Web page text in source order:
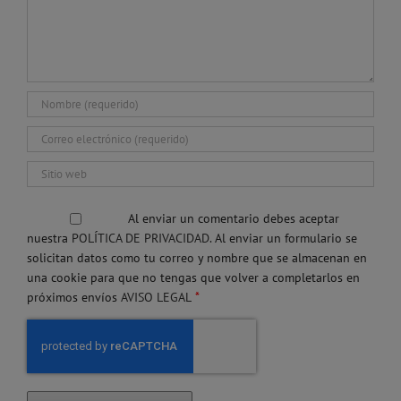
Al enviar un comentario debes aceptar
nuestra POLÍTICA DE PRIVACIDAD. Al enviar un formulario se
solicitan datos como tu correo y nombre que se almacenan en
una cookie para que no tengas que volver a completarlos en
próximos envíos AVISO LEGAL *